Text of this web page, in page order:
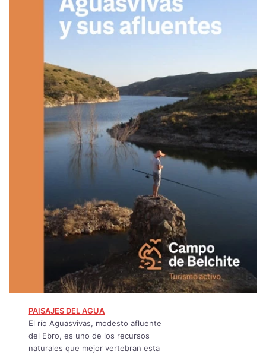
PAISAJES DEL AGUA
El río Aguasvivas, modesto afluente
del Ebro, es uno de los recursos
naturales que mejor vertebran esta